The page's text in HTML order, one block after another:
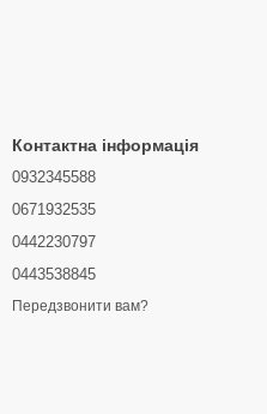
Контактна інформація
0932345588
0671932535
0442230797
0443538845
Передзвонити вам?